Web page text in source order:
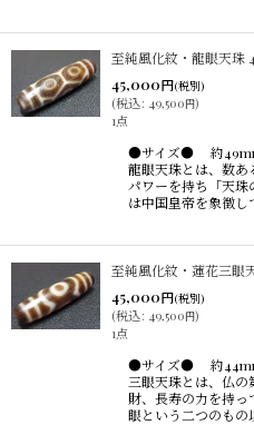
至純風化紋・龍眼天珠
45,000円(税別)
(税込: 49,500円)
1点
●サイズ● 約
龍眼天珠とは、数あ
パワーを持ち「天珠
は中国皇帝を象徴
至純風化紋・蓮花三眼
45,000円(税別)
(税込: 49,500円)
1点
●サイズ● 約
三眼天珠とは、仏
財、長寿の力を持っ
眼という二つのも